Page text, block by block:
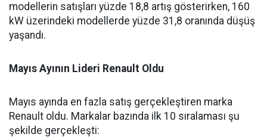
modellerin satışları yüzde 18,8 artış gösterirken, 160
kW üzerindeki modellerde yüzde 31,8 oranında düşüş
yaşandı.
Mayıs Ayının Lideri Renault Oldu
Mayıs ayında en fazla satış gerçekleştiren marka
Renault oldu. Markalar bazında ilk 10 sıralaması şu
şekilde gerçekleşti: